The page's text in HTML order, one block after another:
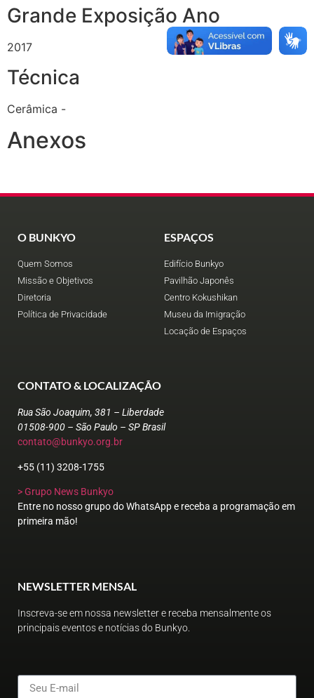
Grande Exposição Ano
2017
Técnica
Cerâmica -
Anexos
O BUNKYO
Quem Somos
Missão e Objetivos
Diretoria
Política de Privacidade
ESPAÇOS
Edifício Bunkyo
Pavilhão Japonês
Centro Kokushikan
Museu da Imigração
Locação de Espaços
CONTATO & LOCALIZAÇÃO
Rua São Joaquim, 381 – Liberdade
01508-900 – São Paulo – SP Brasil
contato@bunkyo.org.br
+55 (11) 3208-1755
> Grupo News Bunkyo
Entre no nosso grupo do WhatsApp e receba a programação em
primeira mão!
NEWSLETTER MENSAL
Inscreva-se em nossa newsletter e receba mensalmente os
principais eventos e notícias do Bunkyo.